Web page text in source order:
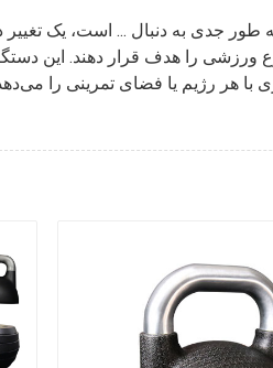
طور جدی به دنبال ... است، یک
را هدف قرار دهند. این